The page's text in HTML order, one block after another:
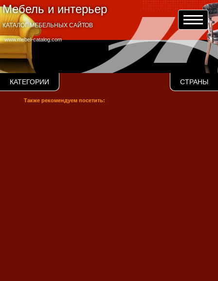
Мебель и интерьер
www.mebel-catalog.com
КАТАЛОГ МЕБЕЛЬНЫХ САЙТОВ
КАТЕГОРИИ СТРАНЫ
Также рекомендуем посетить: